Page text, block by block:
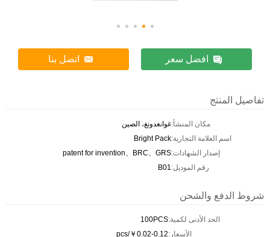
افضل سعر اتصل بنا
تفاصيل المنتج
مكان المنشأ:غوانغدونغ، الصين
اسم العلامة التجارية:Bright Pack
إصدار الشهادات:patent for invention、BRC、GRS
رقم الموديل:B01
شروط الدفع والشحن
الحد الأدنى لكمية:100PCS
الأسعار:￥0.02-0.12/pcs